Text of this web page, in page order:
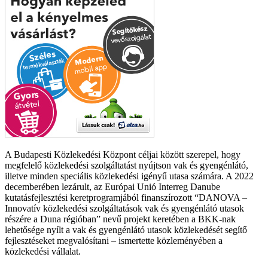
A Budapesti Közlekedési Központ céljai között szerepel, hogy
megfelelő közlekedési szolgáltatást nyújtson vak és gyengénlátó,
illetve minden speciális közlekedési igényű utasa számára. A 2022
decemberében lezárult, az Európai Unió Interreg Danube
kutatásfejlesztési keretprogramjából finanszírozott “DANOVA –
Innovatív közlekedési szolgáltatások vak és gyengénlátó utasok
részére a Duna régióban” nevű projekt keretében a BKK-nak
lehetősége nyílt a vak és gyengénlátó utasok közlekedését segítő
fejlesztéseket megvalósítani – ismertette közleményében a
közlekedési vállalat.